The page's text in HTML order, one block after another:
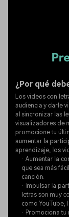
¿Por qué
Los videos con
audiencia y darle
al sincronizar las
visualizadores de
promocione tu
aumentar la
aprendizaje, los
· Aumentar la
que sea más
canción.
· Impulsar la
letras son muy
como YouTube,
· Promociona